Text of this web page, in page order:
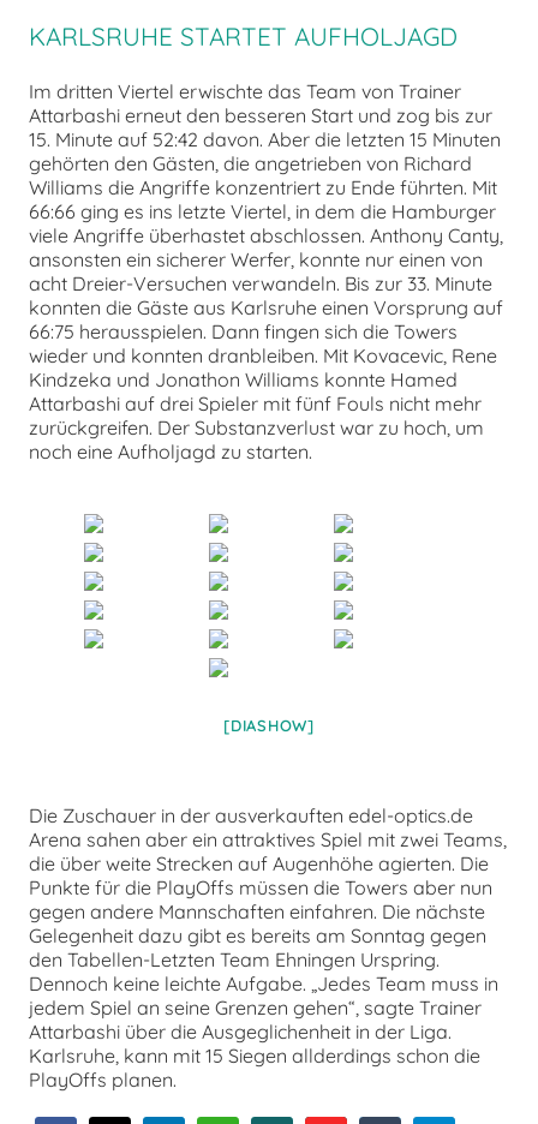
KARLSRUHE STARTET AUFHOLJAGD
Im dritten Viertel erwischte das Team von Trainer
Attarbashi erneut den besseren Start und zog bis zur
15. Minute auf 52:42 davon. Aber die letzten 15 Minuten
gehörten den Gästen, die angetrieben von Richard
Williams die Angriffe konzentriert zu Ende führten. Mit
66:66 ging es ins letzte Viertel, in dem die Hamburger
viele Angriffe überhastet abschlossen. Anthony Canty,
ansonsten ein sicherer Werfer, konnte nur einen von
acht Dreier-Versuchen verwandeln. Bis zur 33. Minute
konnten die Gäste aus Karlsruhe einen Vorsprung auf
66:75 herausspielen. Dann fingen sich die Towers
wieder und konnten dranbleiben. Mit Kovacevic, Rene
Kindzeka und Jonathon Williams konnte Hamed
Attarbashi auf drei Spieler mit fünf Fouls nicht mehr
zurückgreifen. Der Substanzverlust war zu hoch, um
noch eine Aufholjagd zu starten.
[DIASHOW]
Die Zuschauer in der ausverkauften edel-optics.de
Arena sahen aber ein attraktives Spiel mit zwei Teams,
die über weite Strecken auf Augenhöhe agierten. Die
Punkte für die PlayOffs müssen die Towers aber nun
gegen andere Mannschaften einfahren. Die nächste
Gelegenheit dazu gibt es bereits am Sonntag gegen
den Tabellen-Letzten Team Ehningen Urspring.
Dennoch keine leichte Aufgabe. „Jedes Team muss in
jedem Spiel an seine Grenzen gehen“, sagte Trainer
Attarbashi über die Ausgeglichenheit in der Liga.
Karlsruhe, kann mit 15 Siegen allderdings schon die
PlayOffs planen.